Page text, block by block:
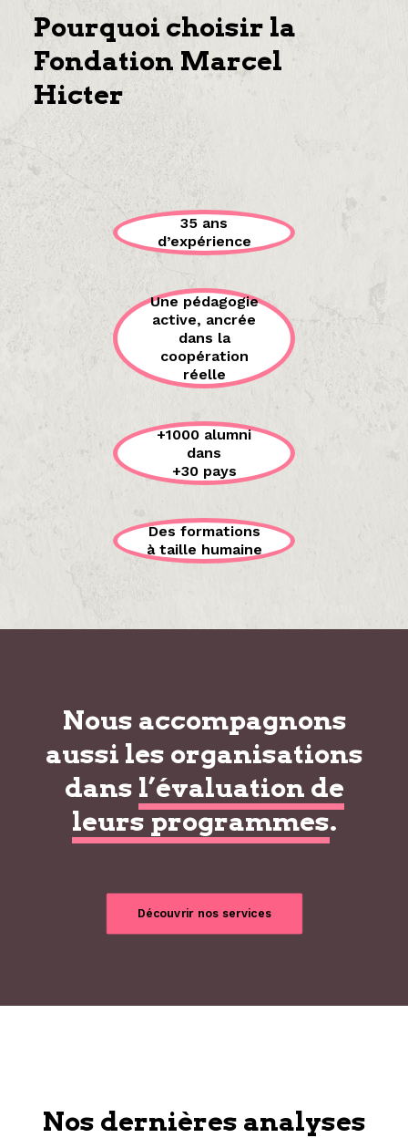
Pourquoi choisir la
Fondation Marcel
Hicter
35 ans
d’expérience
Une pédagogie
active, ancrée
dans la
coopération
réelle
+1000 alumni
dans
+30 pays
Des formations
à taille humaine
Nous accompagnons
aussi les organisations
dans l’évaluation de
leurs programmes.
Découvrir nos services
Nos dernières analyses